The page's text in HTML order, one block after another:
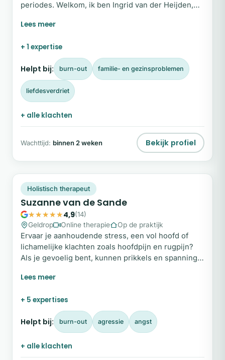
periodes. Welkom, ik ben Ingrid van der Heijden,
Mijn missie is om volwassenen, en vooral vrouwen
helderheid en duurzame balans. Je hoeft het niet
alleen te doen; ik sta naast je met een warme,
eerlijke en professionele aanpak.
+ 1 expertise
Helpt bij: burn-out familie- en gezinsproblemen
liefdesverdriet
+ alle klachten
Wachttijd: binnen 2 weken Bekijk profiel
Snel beschikbaar
Holistisch therapeut
Suzanne van de Sande
4,9(14)
Geldrop
Online therapie Op de praktijk
Ervaar je aanhoudende stress, een vol hoofd of
lichamelijke klachten zoals hoofdpijn en rugpijn?
Als je gevoelig bent, kunnen prikkels en spanning
holistisch therapeut help ik je de verbinding met
en veerkracht ervaart. Vanuit aandacht en
afstemming begeleid ik je bij het loslaten van
spanning en het benutten van je eigen kracht.
+ 5 expertises
Helpt bij: burn-out agressie angst
+ alle klachten